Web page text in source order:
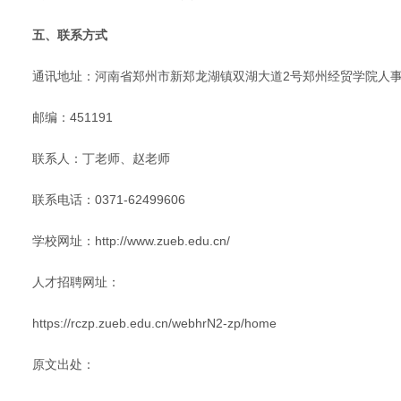
五、联系方式
通讯地址：河南省郑州市新郑龙湖镇双湖大道2号郑州经贸学院人
邮编：451191
联系人：丁老师、赵老师
联系电话：0371-62499606
学校网址：http://www.zueb.edu.cn/
人才招聘网址：
https://rczp.zueb.edu.cn/webhrN2-zp/home
原文出处：